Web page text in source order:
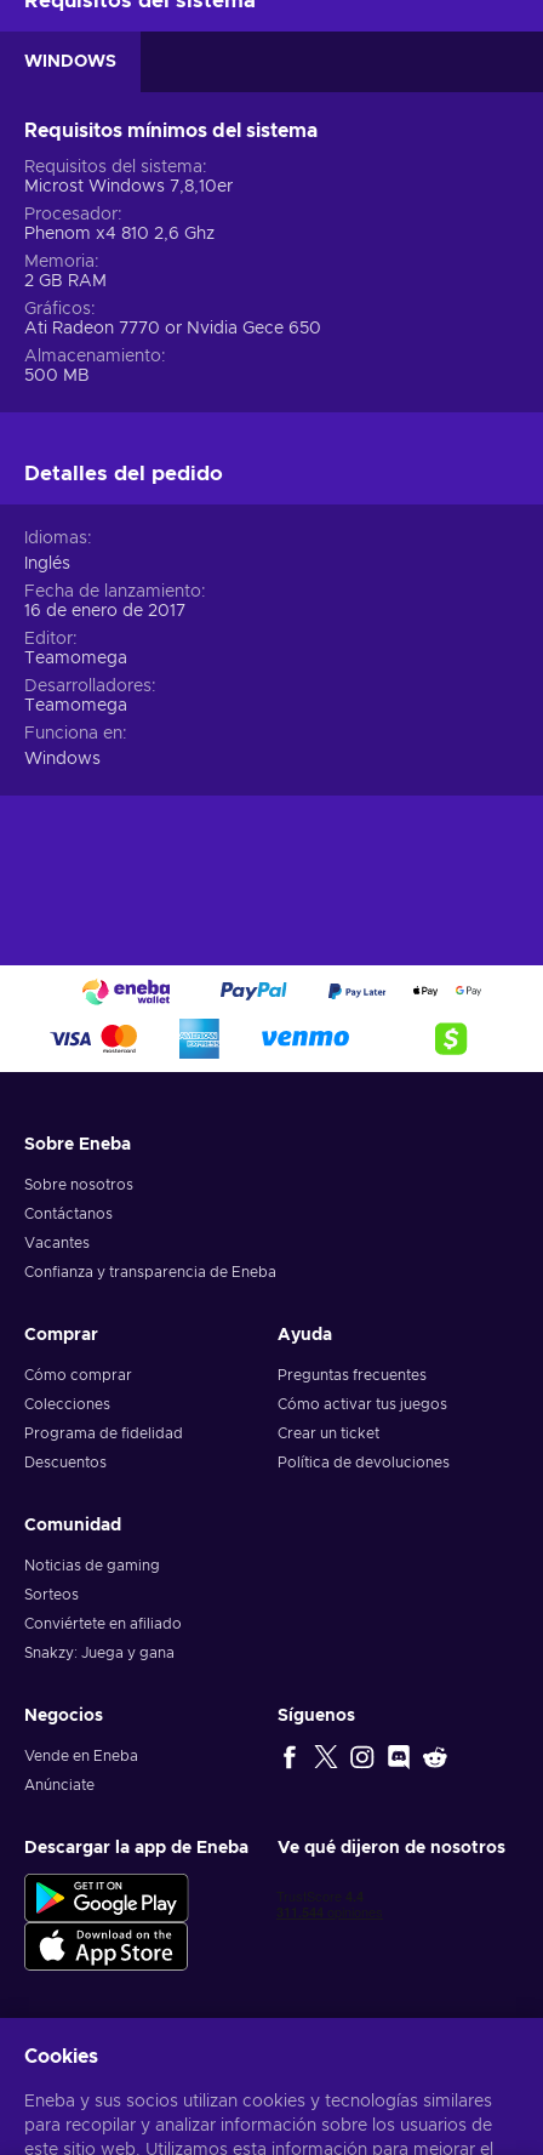
WINDOWS
Requisitos mínimos del sistema
Requisitos del sistema
Microst Windows 7,8,10er
Procesador
Phenom x4 810 2,6 Ghz
Memoria
2 GB RAM
Gráficos
Ati Radeon 7770 or Nvidia Gece 650
Almacenamiento
500 MB
Detalles del pedido
Idiomas
Inglés
Fecha de lanzamiento
16 de enero de 2017
Editor
Teamomega
Desarrolladores
Teamomega
Funciona en
Windows
Sobre Eneba
Sobre nosotros
Contáctanos
Vacantes
Confianza y transparencia de Eneba
Comprar
Cómo comprar
Colecciones
Programa de fidelidad
Descuentos
Ayuda
Preguntas frecuentes
Cómo activar tus juegos
Crear un ticket
Política de devoluciones
Comunidad
Noticias de gaming
Sorteos
Conviértete en afiliado
Snakzy: Juega y gana
Negocios
Vende en Eneba
Anúnciate
Síguenos
Descargar la app de Eneba Ve qué dijeron de nosotros
Obtén ofertas personalizadas de videojuegos
Suscribirse
Puedes darte de baja en cualquier momento. Visita el apartadoAviso
Cookies
Eneba y sus socios utilizan cookies y tecnologías similares
para recopilar y analizar información sobre los usuarios de
este sitio web. Utilizamos esta información para mejorar el